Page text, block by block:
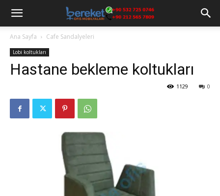
Ana Sayfa Cafe Sandalyeleri
Lobi koltukları
Hastane bekleme koltukları
0
1129